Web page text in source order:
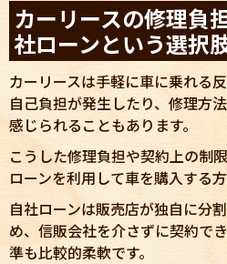
カーリースの修理負
社ローンという選択
カーリースは手軽に車に乗れる
自己負担が発生したり、修理方
感じられることもあります。
こうした修理負担や契約上の制
ローンを利用して車を購入する
自社ローンは販売店が独自に分
め、信販会社を介さずに契約で
準も比較的柔軟です。